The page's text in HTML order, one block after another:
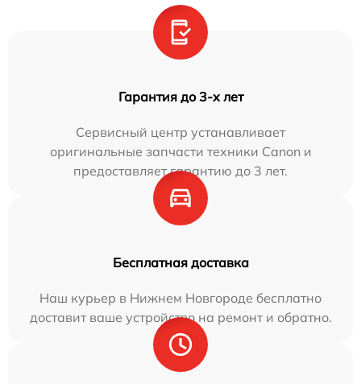
Гарантия до 3-х лет
Сервисный центр устанавливает
оригинальные запчасти техники Canon и
предоставляет гарантию до 3 лет.
Бесплатная доставка
Наш курьер в Нижнем Новгороде бесплатно
доставит ваше устройство на ремонт и обратно.